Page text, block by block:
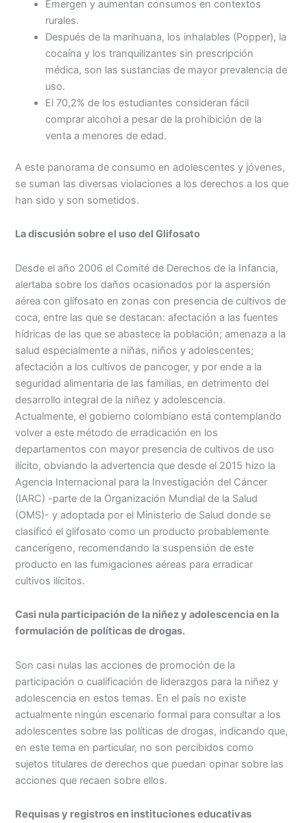
Emergen y aumentan consumos en contextos
rurales.
Después de la marihuana, los inhalables (Popper), la
cocaína y los tranquilizantes sin prescripción
médica, son las sustancias de mayor prevalencia de
uso.
El 70,2% de los estudiantes consideran fácil
comprar alcohol a pesar de la prohibición de la
venta a menores de edad.
A este panorama de consumo en adolescentes y jóvenes,
se suman las diversas violaciones a los derechos a los que
han sido y son sometidos.
La discusión sobre el uso del Glifosato
Desde el año 2006 el Comité de Derechos de la Infancia,
alertaba sobre los daños ocasionados por la aspersión
aérea con glifosato en zonas con presencia de cultivos de
coca, entre las que se destacan: afectación a las fuentes
hídricas de las que se abastece la población; amenaza a la
salud especialmente a niñas, niños y adolescentes;
afectación a los cultivos de pancoger, y por ende a la
seguridad alimentaria de las familias, en detrimento del
desarrollo integral de la niñez y adolescencia.
Actualmente, el gobierno colombiano está contemplando
volver a este método de erradicación en los
departamentos con mayor presencia de cultivos de uso
ilícito, obviando la advertencia que desde el 2015 hizo la
Agencia Internacional para la Investigación del Cáncer
(IARC) -parte de la Organización Mundial de la Salud
(OMS)- y adoptada por el Ministerio de Salud donde se
clasificó el glifosato como un producto probablemente
cancerígeno, recomendando la suspensión de este
producto en las fumigaciones aéreas para erradicar
cultivos ilícitos.
Casi nula participación de la niñez y adolescencia en la
formulación de políticas de drogas.
Son casi nulas las acciones de promoción de la
participación o cualificación de liderazgos para la niñez y
adolescencia en estos temas. En el país no existe
actualmente ningún escenario formal para consultar a los
adolescentes sobre las políticas de drogas, indicando que,
en este tema en particular, no son percibidos como
sujetos titulares de derechos que puedan opinar sobre las
acciones que recaen sobre ellos.
Requisas y registros en instituciones educativas